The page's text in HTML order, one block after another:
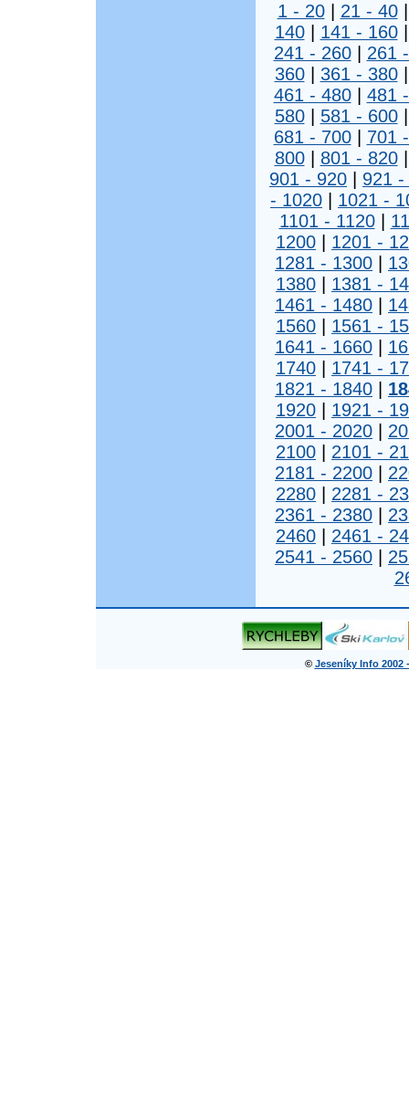
1 - 20| 21 - 40
140| 141 - 160
241 - 260| 261
360| 361 - 380
461 - 480| 481
580| 581 - 600
681 - 700| 701
800| 801 - 820
901 - 920
921 -
- 1020
1021 -
1101 - 1120|
1200
1201 -
1281 - 1300
1380
1381 -
1461 - 1480
1560
1561 -
1641 - 1660
1740
1741 -
1821 - 1840
1920
1921 -
2001 - 2020
2100
2101 -
2181 - 2200
2280
2281 -
2361 - 2380
2460
2461 -
2541 - 2560
© Jeseníky Info 2002